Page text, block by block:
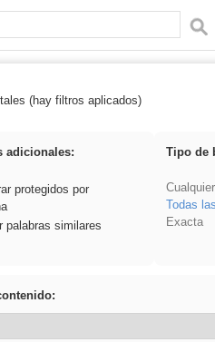
de: acanalado
(hay filtros aplicados)
adicionales:
protegidos por
palabras similares
Tipo de
Todas
Exacta